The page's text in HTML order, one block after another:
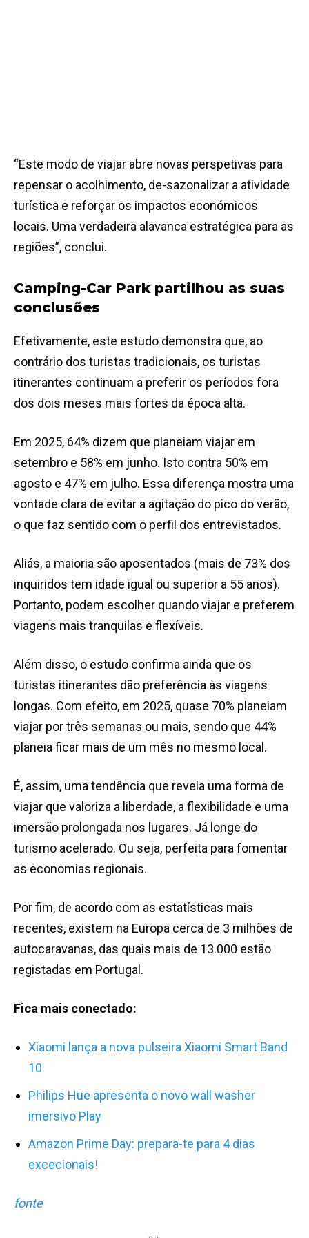
“Este modo de viajar abre novas perspetivas para
repensar o acolhimento, de-sazonalizar a atividade
turística e reforçar os impactos económicos
locais. Uma verdadeira alavanca estratégica para as
regiões”, conclui.
Camping-Car Park partilhou as suas
conclusões
Efetivamente, este estudo demonstra que, ao
contrário dos turistas tradicionais, os turistas
itinerantes continuam a preferir os períodos fora
dos dois meses mais fortes da época alta.
Em 2025, 64% dizem que planeiam viajar em
setembro e 58% em junho. Isto contra 50% em
agosto e 47% em julho. Essa diferença mostra uma
vontade clara de evitar a agitação do pico do verão,
o que faz sentido com o perfil dos entrevistados.
Aliás, a maioria são aposentados (mais de 73% dos
inquiridos tem idade igual ou superior a 55 anos).
Portanto, podem escolher quando viajar e preferem
viagens mais tranquilas e flexíveis.
Além disso, o estudo confirma ainda que os
turistas itinerantes dão preferência às viagens
longas. Com efeito, em 2025, quase 70% planeiam
viajar por três semanas ou mais, sendo que 44%
planeia ficar mais de um mês no mesmo local.
É, assim, uma tendência que revela uma forma de
viajar que valoriza a liberdade, a flexibilidade e uma
imersão prolongada nos lugares. Já longe do
turismo acelerado. Ou seja, perfeita para fomentar
as economias regionais.
Por fim, de acordo com as estatísticas mais
recentes, existem na Europa cerca de 3 milhões de
autocaravanas, das quais mais de 13.000 estão
registadas em Portugal.
Fica mais conectado:
Xiaomi lança a nova pulseira Xiaomi Smart Band
10
Philips Hue apresenta o novo wall washer
imersivo Play
Amazon Prime Day: prepara-te para 4 dias
excecionais!
fonte